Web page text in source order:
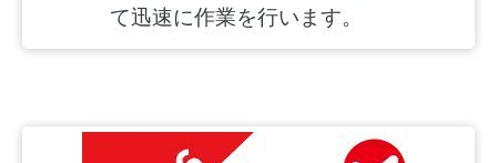
て迅速に作業を行います。